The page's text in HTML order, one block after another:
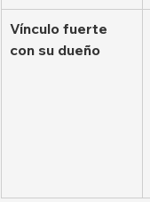
Vínculo fuerte
con su dueño